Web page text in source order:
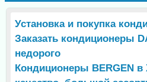
Установка и покупка
Заказать кондиционеры
недорого
Кондиционеры BERGEN в